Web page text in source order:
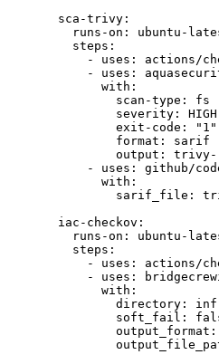
  sca-trivy
:
    runs-on
: ubuntu-
    steps
:
      -
uses : actions/
      -
uses :
        with
:
          scan-type
: fs
          severity
:
          exit-code
:
"1"
          format
: sarif
          output
: trivy-
      -
uses : github/
        with
:
          sarif_file
:
  iac-checkov
:
    runs-on
: ubuntu-
    steps
:
      -
uses : actions/
      -
uses :
        with
:
          directory
:
          soft_fail
:
          output_format
: